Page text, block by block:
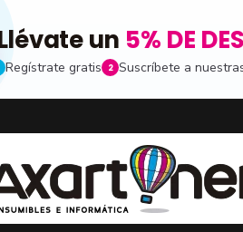
un 5% DE
Regístrate gratis 2 Suscríbete a
la
una visión completa de dónde
compras